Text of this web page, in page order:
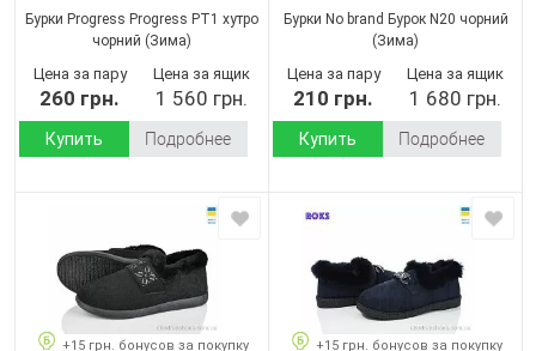
Бурки Progress Progress РТ1 хутро
чорний (Зима)
Цена за пару
260 грн.
Цена за ящик
1 560 грн.
Купить Подробнее
Бурки No brand Бурок N20 чорний
(Зима)
Цена за пару
210 грн.
Цена за ящик
1 680 грн.
Купить Подробнее
+15 грн. бонусов за покупку +15 грн. бонусов за покупку